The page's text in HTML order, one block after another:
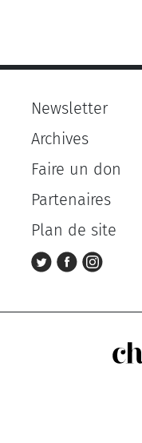
Newsletter
Archives
Faire un don
Partenaires
Plan de site